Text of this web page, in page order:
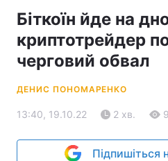
Біткоїн йде на
криптотрейдер
черговий обвал
ДЕНИС ПОНОМАРЕНКО
13:40, 19.10.22 2 хв.
Підпишіться